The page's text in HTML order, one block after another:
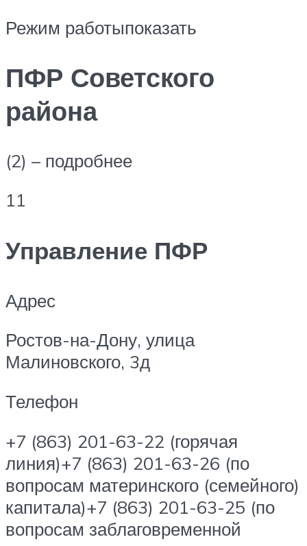
Режим работыпоказать
ПФР Советского
района
(2) – подробнее
11
Управление ПФР
Адрес
Ростов-на-Дону, улица
Малиновского, 3д
Телефон
+7 (863) 201-63-22 (горячая
линия)+7 (863) 201-63-26 (по
вопросам материнского (семейного)
капитала)+7 (863) 201-63-25 (по
вопросам заблаговременной